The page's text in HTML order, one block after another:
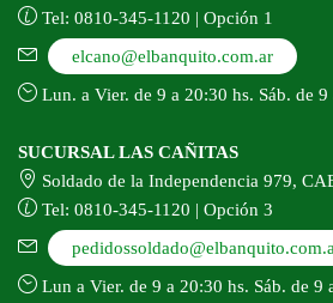
Tel: 0810-345-1120 | Opción 1
elcano@elbanquito.com.ar
Lun. a Vier. de 9 a 20:30 hs. Sáb. de 9
SUCURSAL LAS CAÑITAS
Soldado de la Independencia 979,
Tel: 0810-345-1120 | Opción 3
Lun a Vier. de 9 a 20:30 hs. Sáb. de 9